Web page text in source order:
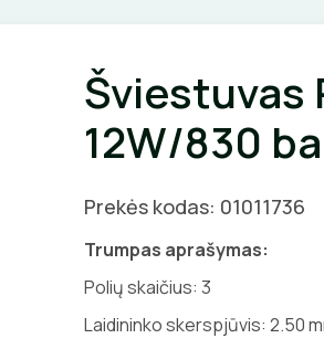
Šviestuvas
12W/830
Prekės kodas: 01011736
Trumpas aprašymas:
Polių skaičius: 3
Laidininko skerspjūvis: 2.50